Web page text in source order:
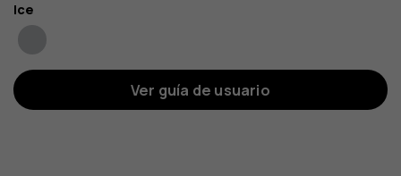
Color
Ice
Ver guía de usuario